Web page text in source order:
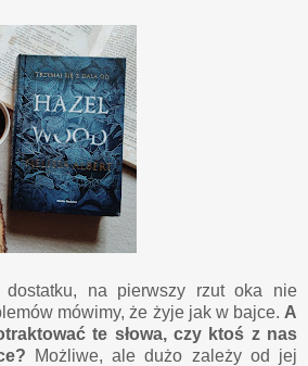
dostatku, na pierwszy rzut oka nie
mówimy, że żyje jak w bajce. A
te słowa, czy ktoś z nas
Możliwe, ale dużo zależy od jej